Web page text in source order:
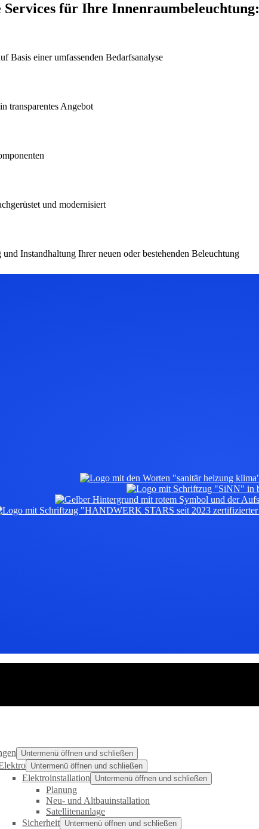
für Ihre Innenraumbeleuchtung:
einer umfassenden Bedarfsanalyse
transparentes Angebot
und modernisiert
Instandhaltung Ihrer neuen oder bestehenden Beleuchtung
Untermenü öffnen und schließen
Untermenü öffnen und schließen
Elektroinstallation Untermenü öffnen und schließen
Planung
Neu- und Altbauinstallation
Satellitenanlage
Sicherheit Untermenü öffnen und schließen